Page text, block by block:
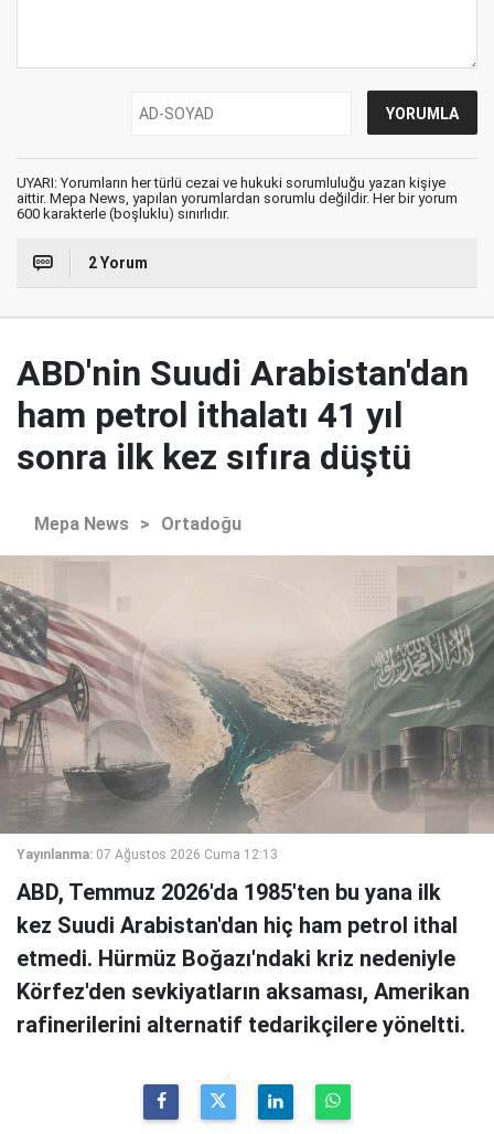
UYARI: Yorumların her türlü cezai ve hukuki sorumluluğu yazan kişiye
aittir. Mepa News, yapılan yorumlardan sorumlu değildir. Her bir yorum
600 karakterle (boşluklu) sınırlıdır.
2 Yorum
ABD'nin Suudi Arabistan'dan
ham petrol ithalatı 41 yıl
sonra ilk kez sıfıra düştü
Mepa News > Ortadoğu
Yayınlanma: 07 Ağustos 2026 Cuma 12:13
ABD, Temmuz 2026'da 1985'ten bu yana ilk
kez Suudi Arabistan'dan hiç ham petrol ithal
etmedi. Hürmüz Boğazı'ndaki kriz nedeniyle
Körfez'den sevkiyatların aksaması, Amerikan
rafinerilerini alternatif tedarikçilere yöneltti.